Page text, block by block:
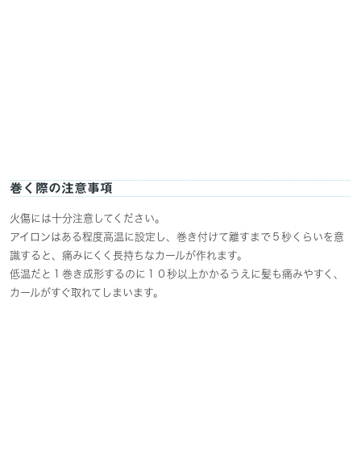
巻く際の注意事項
火傷には十分注意してください。
アイロンはある程度高温に設定し、巻き付けて離すまで５秒くらいを意
識すると、痛みにくく長持ちなカールが作れます。
低温だと１巻き成形するのに１０秒以上かかるうえに髪も痛みやすく、
カールがすぐ取れてしまいます。